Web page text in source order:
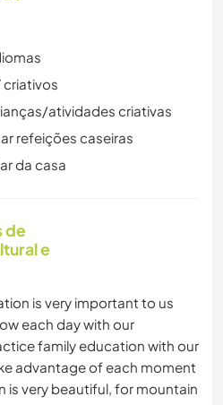
criativos
atividades criativas
refeições caseiras
da casa
de
e
is very important to us
each day with our
family education with our
advantage of each moment
is very beautiful, for mountain